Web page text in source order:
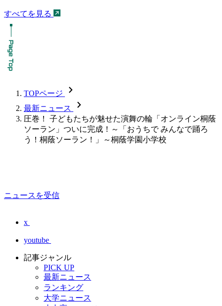
すべてを見る
TOPページ chevron_forward
最新ニュース chevron_forward
圧巻！ 子どもたちが魅せた演舞の輪「オンライン桐蔭
ソーラン」ついに完成！～「おうちで みんなで踊ろ
う！桐蔭ソーラン！」～桐蔭学園小学校
ニュースを受信
x
youtube
記事ジャンル
PICK UP
最新ニュース
ランキング
大学ニュース